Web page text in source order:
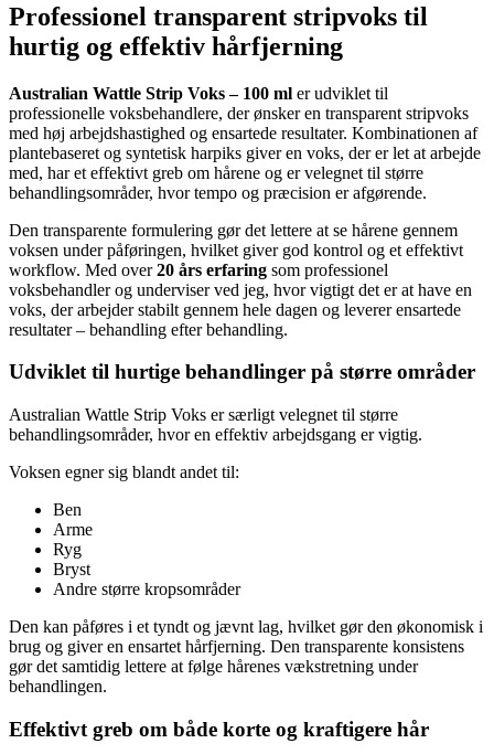
Professionel transparent stripvoks til
hurtig og effektiv hårfjerning
Australian Wattle Strip Voks – 100 ml er udviklet til
professionelle voksbehandlere, der ønsker en transparent stripvoks
med høj arbejdshastighed og ensartede resultater. Kombinationen af
plantebaseret og syntetisk harpiks giver en voks, der er let at arbejde
med, har et effektivt greb om hårene og er velegnet til større
behandlingsområder, hvor tempo og præcision er afgørende.
Den transparente formulering gør det lettere at se hårene gennem
voksen under påføringen, hvilket giver god kontrol og et effektivt
workflow. Med over20 års erfaring som professionel
voksbehandler og underviser ved jeg, hvor vigtigt det er at have en
voks, der arbejder stabilt gennem hele dagen og leverer ensartede
resultater – behandling efter behandling.
Udviklet til hurtige behandlinger på større områder
Australian Wattle Strip Voks er særligt velegnet til større
behandlingsområder, hvor en effektiv arbejdsgang er vigtig.
Voksen egner sig blandt andet til:
Ben
Arme
Ryg
Bryst
Andre større kropsområder
Den kan påføres i et tyndt og jævnt lag, hvilket gør den økonomisk i
brug og giver en ensartet hårfjerning. Den transparente konsistens
gør det samtidig lettere at følge hårenes vækstretning under
behandlingen.
Effektivt greb om både korte og kraftigere hår